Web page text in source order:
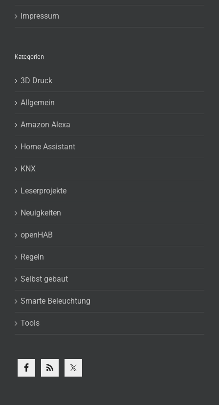
Impressum
Kategorien
3D Druck
Allgemein
Amazon Alexa
Home Assistant
KNX
Leserprojekte
Neuigkeiten
openHAB
Regeln
Selbst gebaut
Smarte Beleuchtung
Tools